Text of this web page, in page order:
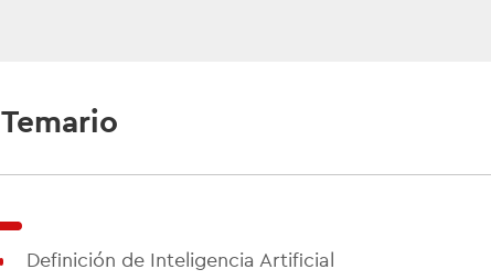
Temario
Definición de Inteligencia Artificial